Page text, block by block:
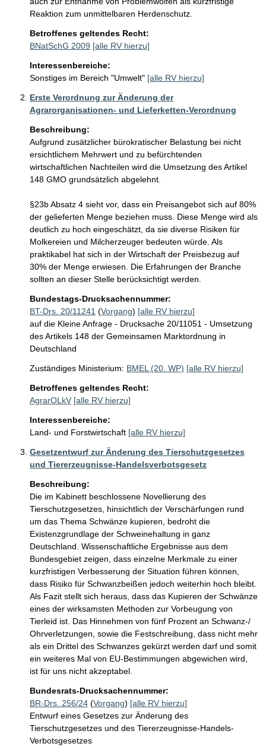
Reaktion zum unmittelbaren Herdenschutz.
Betroffenes geltendes Recht:
BNatSchG 2009 [alle RV hierzu]
Interessenbereiche:
Sonstiges im Bereich "Umwelt" [alle RV hierzu]
Erste Verordnung zur Änderung der
Agrarorganisationen- und Lieferketten-Verordnung
Beschreibung:
Aufgrund zusätzlicher bürokratischer Belastung bei nicht
ersichtlichem Mehrwert und zu befürchtenden
wirtschaftlichen Nachteilen wird die Umsetzung des Artikel
148 GMO grundsätzlich abgelehnt.
§23b Absatz 4 sieht vor, dass ein Preisangebot sich auf 80%
der gelieferten Menge beziehen muss. Diese Menge wird als
deutlich zu hoch eingeschätzt, da sie diverse Risiken für
Molkereien und Milcherzeuger bedeuten würde. Als
praktikabel hat sich in der Wirtschaft der Preisbezug auf
30% der Menge erwiesen. Die Erfahrungen der Branche
Bundestags-Drucksachennummer:
BT-Drs. 20/11241 (Vorgang) [alle RV hierzu]
auf die Kleine Anfrage - Drucksache 20/11051 - Umsetzung
des Artikels 148 der Gemeinsamen Marktordnung in
Deutschland
Zuständiges Ministerium: BMEL (20. WP) [alle RV hierzu]
Betroffenes geltendes Recht:
AgrarOLkV [alle RV hierzu]
Interessenbereiche:
Land- und Forstwirtschaft [alle RV hierzu]
Gesetzentwurf zur Änderung des Tierschutzgesetzes
und Tiererzeugnisse-Handelsverbotsgesetz
Beschreibung:
Die im Kabinett beschlossene Novellierung des
Tierschutzgesetzes, hinsichtlich der Verschärfungen rund
um das Thema Schwänze kupieren, bedroht die
Existenzgrundlage der Schweinehaltung in ganz
Deutschland. Wissenschaftliche Ergebnisse aus dem
Bundesgebiet zeigen, dass einzelne Merkmale zu einer
kurzfristigen Verbesserung der Situation führen können,
dass Risiko für Schwanzbeißen jedoch weiterhin hoch bleibt.
Als Fazit stellt sich heraus, dass das Kupieren der Schwänze
eines der wirksamsten Methoden zur Vorbeugung von
Tierleid ist. Das Hinnehmen von fünf Prozent an Schwanz-/
Ohrverletzungen, sowie die Festschreibung, dass nicht mehr
als ein Drittel des Schwanzes gekürzt werden darf und somit
ein weiteres Mal von EU-Bestimmungen abgewichen wird,
ist für uns nicht akzeptabel.
Bundesrats-Drucksachennummer:
BR-Drs. 256/24 (Vorgang) [alle RV hierzu]
Entwurf eines Gesetzes zur Änderung des
Tierschutzgesetzes und des Tiererzeugnisse-Handels-
Verbotsgesetzes